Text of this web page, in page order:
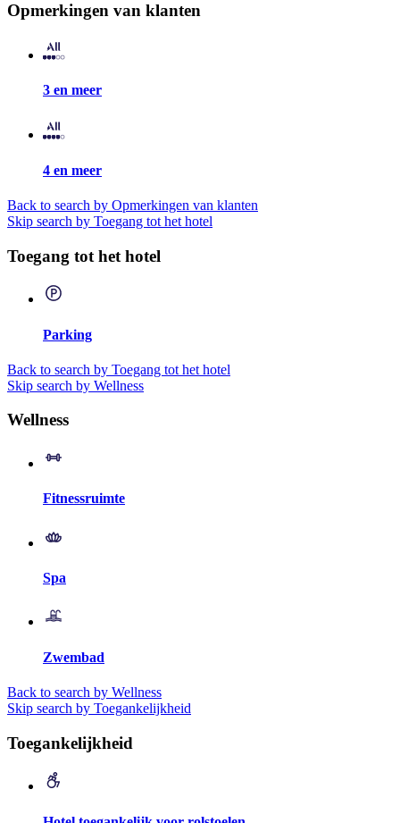
Opmerkingen van klanten
3 en meer
4 en meer
Back to search by Opmerkingen van klanten
Skip search by Toegang tot het hotel
Toegang tot het hotel
Parking
Back to search by Toegang tot het hotel
Skip search by Wellness
Wellness
Fitnessruimte
Spa
Zwembad
Back to search by Wellness
Skip search by Toegankelijkheid
Toegankelijkheid